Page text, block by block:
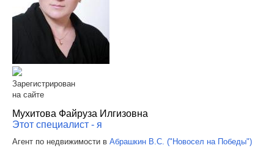
Зарегистрирован
на сайте
Мухитова Файруза Илгизовна
Этот специалист - я
Агент по недвижимости в Абрашкин В.С. ("Новосел на Победы")